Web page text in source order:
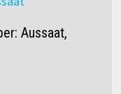
Aussaat,